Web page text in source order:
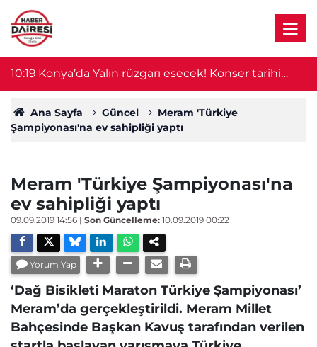
10:19 Konya’da Yalın rüzgarı esecek! Konser tarihi
belli oldu
Ana Sayfa Güncel
Meram 'Türkiye
Şampiyonası'na ev sahipliği yaptı
Meram 'Türkiye Şampiyonası'na
ev sahipliği yaptı
09.09.2019 14:56 | Son Güncelleme: 10.09.2019 00:22
Yorum Yap
‘Dağ Bisikleti Maraton Türkiye Şampiyonası’
Meram’da gerçekleştirildi. Meram Millet
Bahçesinde Başkan Kavuş tarafından verilen